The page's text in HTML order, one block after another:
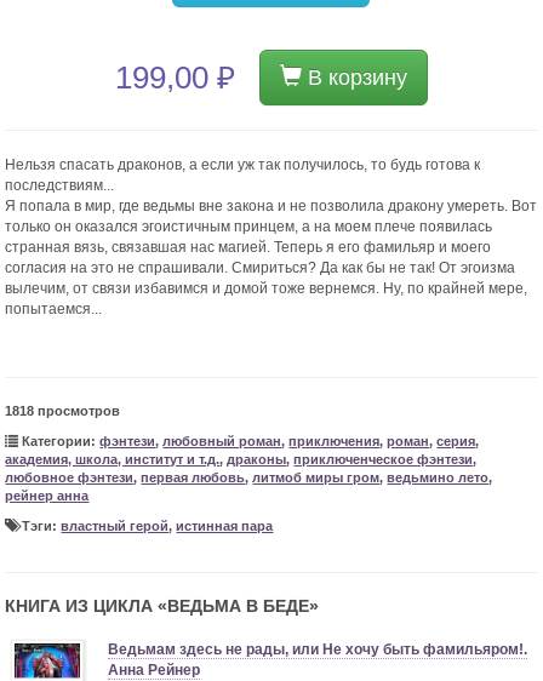
199,00 ₽ В корзину
Нельзя спасать драконов, а если уж так получилось, то будь готова к
последствиям...
Я попала в мир, где ведьмы вне закона и не позволила дракону умереть. Вот
только он оказался эгоистичным принцем, а на моем плече появилась
странная вязь, связавшая нас магией. Теперь я его фамильяр и моего
согласия на это не спрашивали. Смириться? Да как бы не так! От эгоизма
вылечим, от связи избавимся и домой тоже вернемся. Ну, по крайней мере,
попытаемся...
1818 просмотров
Категории:фэнтези, любовный роман,приключения,роман,серия,
академия, школа, институт и т.д., драконы,приключенческое фэнтези,
любовное фэнтези,первая любовь, литмоб миры гром,ведьмино лето,
рейнер анна
Тэги:властный герой,истинная пара
КНИГА ИЗ ЦИКЛА «ВЕДЬМА В БЕДЕ»
Ведьмам здесь не рады, или Не хочу быть фамильяром!.
Анна Рейнер